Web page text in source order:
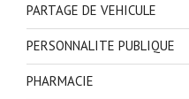
PARTAGE DE VEHICULE
PERSONNALITE PUBLIQUE
PHARMACIE